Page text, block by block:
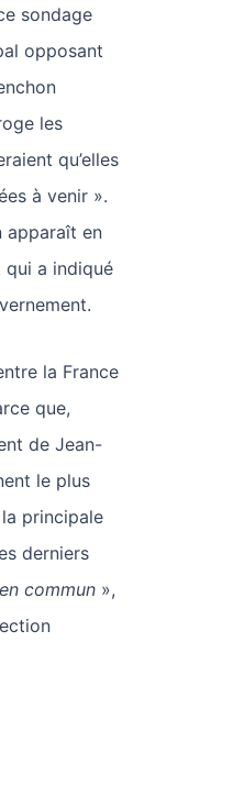
sondage
opposant
les
qu’elles
à venir ».
apparaît en
qui a indiqué
la France
que,
de Jean-
le plus
principale
derniers
commun »,